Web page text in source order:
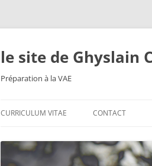
le site de Ghyslain
Préparation à la VAE
CURRICULUM VITAE CONTACT